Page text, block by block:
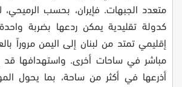
متعدد الجبهات. فإيران، بحسب الرميحي،
كدولة تقليدية يمكن ردعها بضربة
إقليمي تمتد من لبنان إلى اليمن مروراً
مباشر في ساحات أخرى. واستهدافها قد
أذرعها في أكثر من ساحة، بما يحول